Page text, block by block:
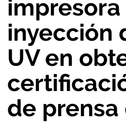
inyección
UV en
de